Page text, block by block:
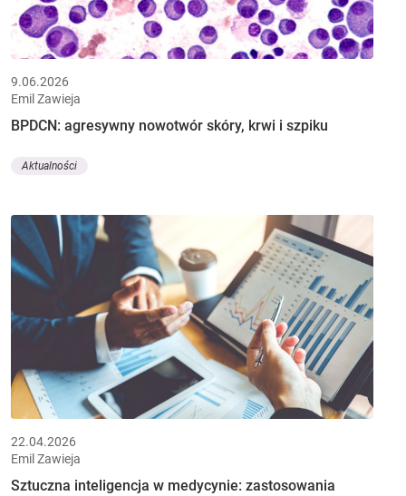
9.06.2026
Emil Zawieja
BPDCN: agresywny nowotwór skóry, krwi i szpiku
Aktualności
22.04.2026
Emil Zawieja
Sztuczna inteligencja w medycynie: zastosowania